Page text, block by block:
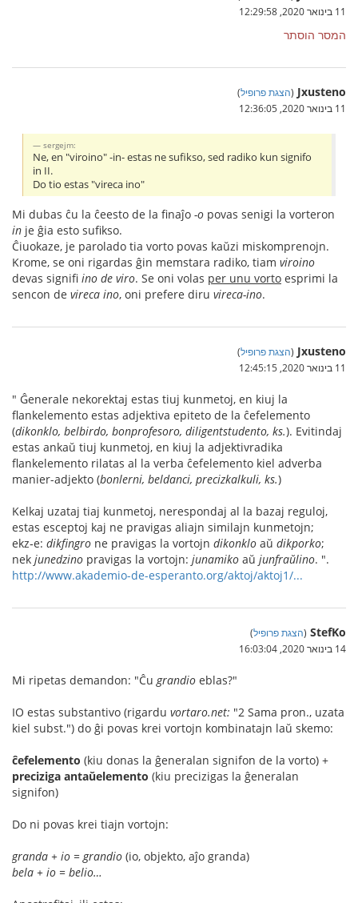
11 בינואר 2020, 12:29:58
המסר הוסתר
Jxusteno
(הצגת פרופיל)
11 בינואר 2020, 12:36:05
sergejm:
Ne, en "viroino" -in- estas ne sufikso, sed radiko kun signifo
in II.
Do tio estas "vireca ino"
Mi dubas ĉu la ĉeesto de la finaĵo -o povas senigi la vorteron
in je ĝia esto sufikso.
Ĉiuokaze, je parolado tia vorto povas kaŭzi miskomprenojn.
Krome, se oni rigardas ĝin memstara radiko, tiam viroino
devas signifi ino de viro. Se oni volas per unu vorto esprimi la
sencon de vireca ino, oni prefere diru vireca-ino.
Jxusteno
(הצגת פרופיל)
11 בינואר 2020, 12:45:15
" Ĝenerale nekorektaj estas tiuj kunmetoj, en kiuj la
flankelemento estas adjektiva epiteto de la ĉefelemento
(dikonklo, belbirdo, bonprofesoro, diligentstudento, ks.). Evitindaj
estas ankaŭ tiuj kunmetoj, en kiuj la adjektivradika
flankelemento rilatas al la verba ĉefelemento kiel adverba
manier-adjekto (bonlerni, beldanci, precizkalkuli, ks.)
Kelkaj uzataj tiaj kunmetoj, nerespondaj al la bazaj reguloj,
estas esceptoj kaj ne pravigas aliajn similajn kunmetojn;
ekz‑e: dikfingro ne pravigas la vortojn dikonklo aŭ dikporko;
nek junedzino pravigas la vortojn: junamiko aŭ junfraŭlino. ".
http://www.akademio-de-esperanto.org/aktoj/aktoj1/...
StefKo
(הצגת פרופיל)
14 בינואר 2020, 16:03:04
Mi ripetas demandon: "Ĉu grandio eblas?"
IO estas substantivo (rigardu vortaro.net: "2 Sama pron., uzata
kiel subst.") do ĝi povas krei vortojn kombinatajn laŭ skemo:
ĉefelemento (kiu donas la ĝeneralan signifon de la vorto) +
preciziga antaŭelemento (kiu precizigas la ĝeneralan
signifon)
Do ni povas krei tiajn vortojn:
granda + io = grandio (io, objekto, aĵo granda)
bela + io = belio…